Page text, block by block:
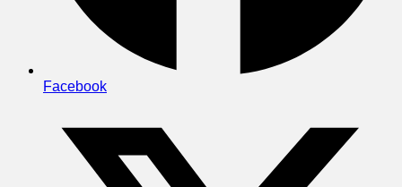
Facebook